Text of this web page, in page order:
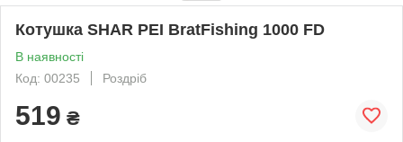
Котушка SHAR PEI BratFishing 1000 FD
В наявності
Код: 00235
Роздріб
519 ₴